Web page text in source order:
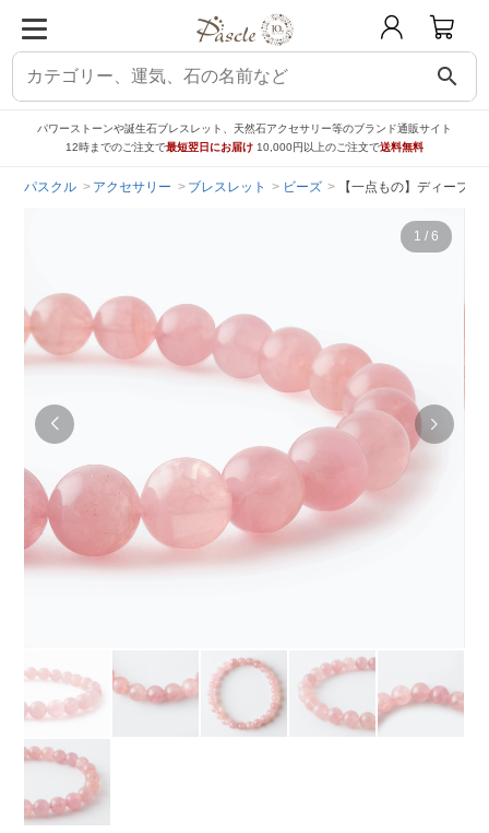
search
パワーストーンや誕生石ブレスレット、天然石アクセサリー等のブランド通販サイト
12時までのご注文で最短翌日にお届け 10,000円以上のご注文で送料無料
パスクル アクセサリー ブレスレット ビーズ 【一点もの】ディープ
1 / 6